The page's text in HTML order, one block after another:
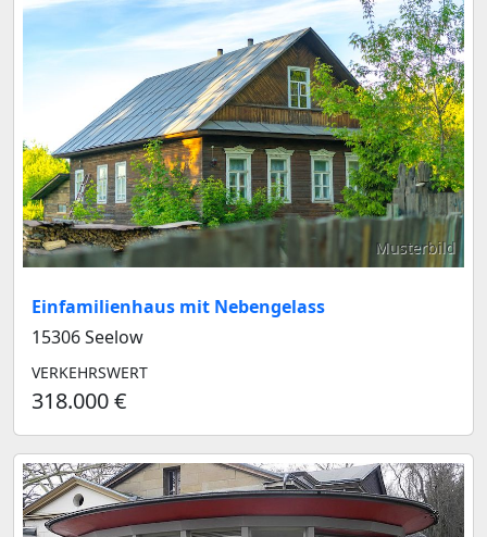
Musterbild
Einfamilienhaus mit Nebengelass
15306 Seelow
VERKEHRSWERT
318.000 €